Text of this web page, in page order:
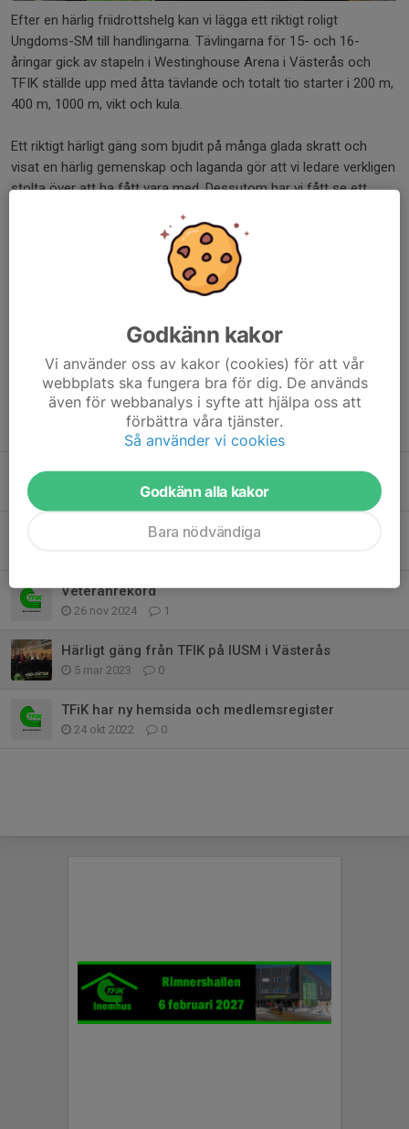
Efter en härlig friidrottshelg kan vi lägga ett riktigt roligt
Ungdoms-SM till handlingarna. Tävlingarna för 15- och 16-
åringar gick av stapeln i Westinghouse Arena i Västerås och
TFIK ställde upp med åtta tävlande och totalt tio starter i 200 m,
400 m, 1000 m, vikt och kula.
Ett riktigt härligt gäng som bjudit på många glada skratt och
visat en härlig gemenskap och laganda gör att vi ledare verkligen
stolta över att ha fått vara med. Dessutom har vi fått se ett
Bra jobbat hela gänget och tack för en rolig helg!
Tidigare nyheter
Grupp 20
16 apr, 16:00 0
Stöd föreningen via Gräsroten - Svenska Spel
Veteranrekord
26 nov 2024 1
Härligt gäng från TFIK på IUSM i Västerås
5 mar 2023 0
TFiK har ny hemsida och medlemsregister
24 okt 2022 0
Godkänn kakor
Vi använder oss av kakor (cookies) för att vår
webbplats ska fungera bra för dig. De används
även för webbanalys i syfte att hjälpa oss att
förbättra våra tjänster.
Så använder vi cookies
Godkänn alla kakor
Bara nödvändiga